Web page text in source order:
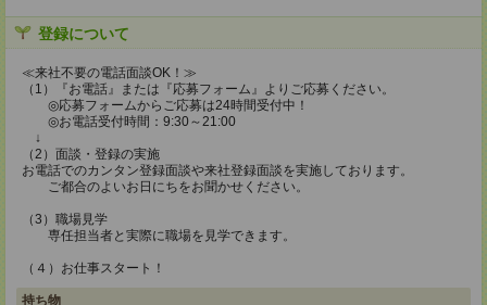
登録について
≪来社不要の電話面談OK！≫
（1）『お電話』または『応募フォーム』よりご応募ください。
◎応募フォームからご応募は24時間受付中！
◎お電話受付時間：9:30～21:00
↓
（2）面談・登録の実施
お電話でのカンタン登録面談や来社登録面談を実施しております。
ご都合のよいお日にちをお聞かせください。
（3）職場見学
専任担当者と実際に職場を見学できます。
（４）お仕事スタート！
持ち物